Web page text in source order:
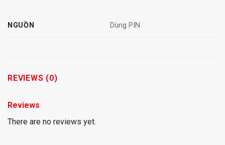
NGUỒN Dùng PIN
REVIEWS (0)
Reviews
There are no reviews yet.